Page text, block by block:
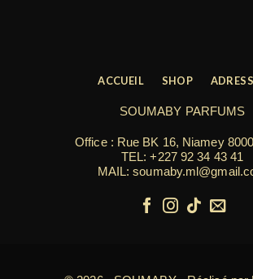
SOUMABY PARFUMS
Office : Rue BK 16, Niamey
TEL:+227 92 34 43 41
MAIL:
ACCUEIL SHOP